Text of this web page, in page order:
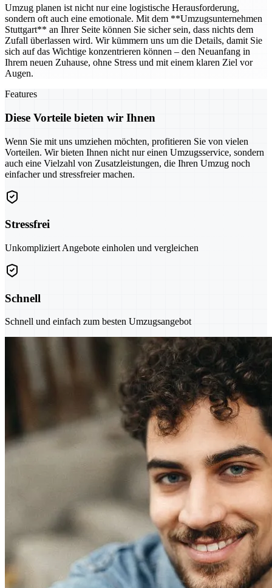
Umzug planen ist nicht nur eine logistische Herausforderung,
sondern oft auch eine emotionale. Mit dem **Umzugsunternehmen
Stuttgart** an Ihrer Seite können Sie sicher sein, dass nichts dem
Zufall überlassen wird. Wir kümmern uns um die Details, damit Sie
sich auf das Wichtige konzentrieren können – den Neuanfang in
Ihrem neuen Zuhause, ohne Stress und mit einem klaren Ziel vor
Augen.
Features
Diese Vorteile bieten wir Ihnen
Wenn Sie mit uns umziehen möchten, profitieren Sie von vielen
Vorteilen. Wir bieten Ihnen nicht nur einen Umzugsservice, sondern
auch eine Vielzahl von Zusatzleistungen, die Ihren Umzug noch
einfacher und stressfreier machen.
Stressfrei
Unkompliziert Angebote einholen und vergleichen
Schnell
Schnell und einfach zum besten Umzugsangebot